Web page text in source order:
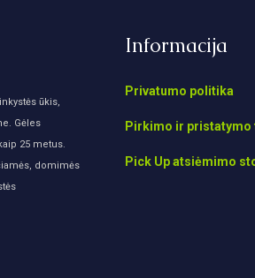
ūkis,
Gėles
25 metus.
domimės
Informacija
Privatumo politika
Pirkimo ir pristatymo
Pick Up atsiėmimo